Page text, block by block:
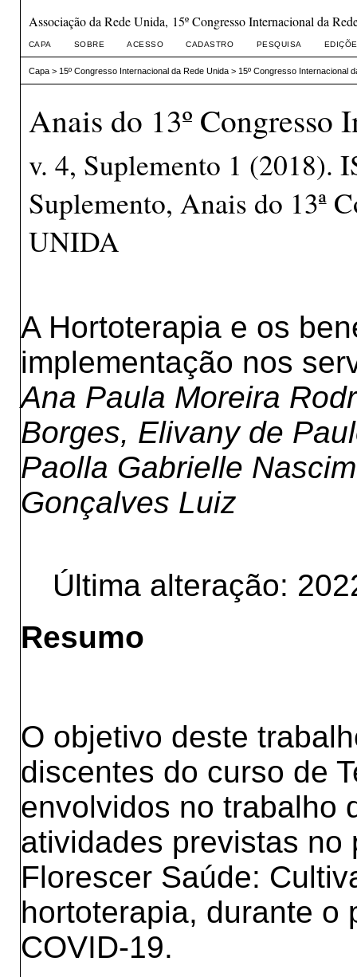
Associação da Rede Unida, 15º Congresso Internacional da
CAPA SOBRE ACESSO CADASTRO PESQUISA
Capa> 15º Congresso Internacional da Rede Unida> 15º Congresso Internacional
Anais do 13º Congresso
v. 4, Suplemento 1 (2018).
Suplemento, Anais do 13ª
UNIDA
A Hortoterapia e os
implementação nos
Ana Paula Moreira
Borges, Elivany de
Paolla Gabrielle
Gonçalves Luiz
Última alteração:
Resumo
O objetivo deste
discentes do curso de
envolvidos no trabalho
atividades previstas no
Florescer Saúde:
hortoterapia, durante o
COVID-19.